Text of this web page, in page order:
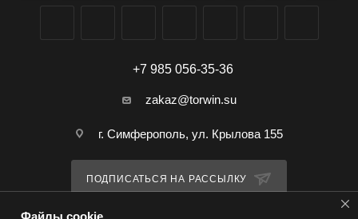
+7 985 056-35-36
zakaz@torwin.su
г. Симферополь, ул. Крылова 155
ПОДПИСАТЬСЯ НА РАССЫЛКУ
Файлы cookie